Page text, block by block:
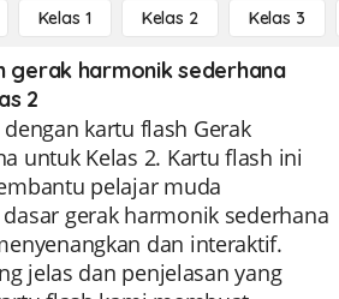
Kelas 1 Kelas 2 Kelas 3
harmonik sederhana
2
kartu flash Gerak
untuk Kelas 2. Kartu flash ini
pelajar muda
gerak harmonik sederhana
dan interaktif.
jelas dan penjelasan yang